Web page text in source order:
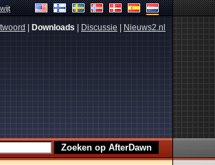
Downloads Discussie Nieuws2.nl